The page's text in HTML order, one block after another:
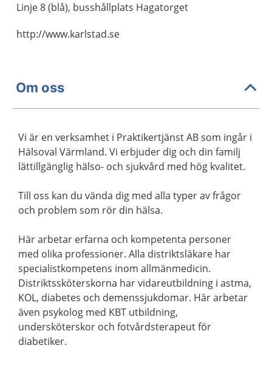
Linje 8 (blå), busshållplats Hagatorget
http://www.karlstad.se
Om oss
Vi är en verksamhet i Praktikertjänst AB som ingår i
Hälsoval Värmland. Vi erbjuder dig och din familj
lättillgänglig hälso- och sjukvård med hög kvalitet.
Till oss kan du vända dig med alla typer av frågor
och problem som rör din hälsa.
Här arbetar erfarna och kompetenta personer
med olika professioner. Alla distriktsläkare har
specialistkompetens inom allmänmedicin.
Distriktssköterskorna har vidareutbildning i astma,
KOL, diabetes och demenssjukdomar. Här arbetar
även psykolog med KBT utbildning,
undersköterskor och fotvårdsterapeut för
diabetiker.